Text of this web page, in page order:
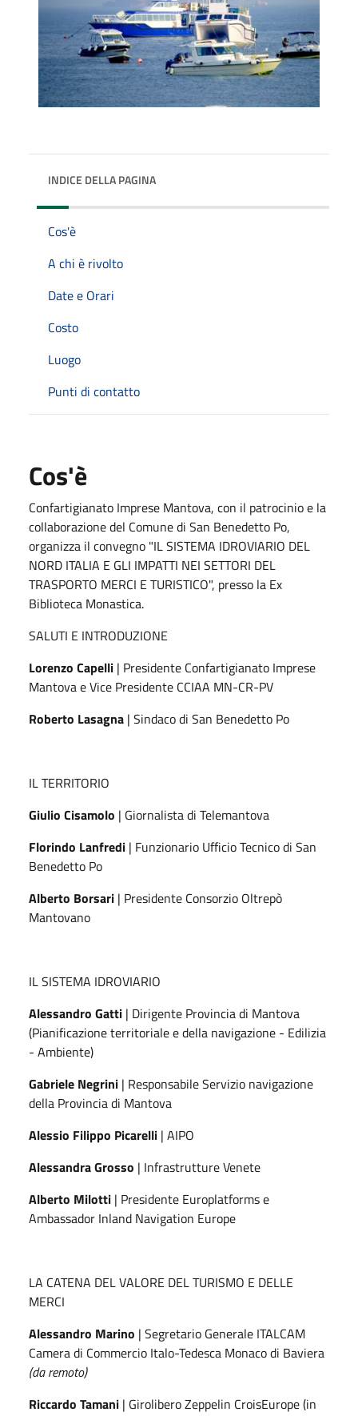
INDICE DELLA PAGINA
Cos'è
A chi è rivolto
Date e Orari
Costo
Luogo
Punti di contatto
Cos'è
Confartigianato Imprese Mantova, con il patrocinio e la
collaborazione del Comune di San Benedetto Po,
organizza il convegno "IL SISTEMA IDROVIARIO DEL
NORD ITALIA E GLI IMPATTI NEI SETTORI DEL
TRASPORTO MERCI E TURISTICO", presso la Ex
Biblioteca Monastica.
SALUTI E INTRODUZIONE
Lorenzo Capelli | Presidente Confartigianato Imprese
Mantova e Vice Presidente CCIAA MN-CR-PV
Roberto Lasagna | Sindaco di San Benedetto Po
IL TERRITORIO
Giulio Cisamolo | Giornalista di Telemantova
Florindo Lanfredi | Funzionario Ufficio Tecnico di San
Benedetto Po
Alberto Borsari | Presidente Consorzio Oltrepò
Mantovano
IL SISTEMA IDROVIARIO
Alessandro Gatti | Dirigente Provincia di Mantova
(Pianificazione territoriale e della navigazione - Edilizia
- Ambiente)
Gabriele Negrini | Responsabile Servizio navigazione
della Provincia di Mantova
Alessio Filippo Picarelli | AIPO
AlessandraGrosso | Infrastrutture Venete
Alberto Milotti | Presidente Europlatforms e
Ambassador Inland Navigation Europe
LA CATENA DEL VALORE DEL TURISMO E DELLE
MERCI
Alessandro Marino | Segretario Generale ITALCAM
Camera di Commercio Italo-Tedesca Monaco di Baviera
(da remoto)
Riccardo Tamani | Girolibero Zeppelin CroisEurope (in